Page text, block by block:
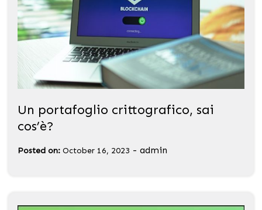
Un portafoglio crittografico, sai
cos’è?
Posted on: October 16, 2023 - admin